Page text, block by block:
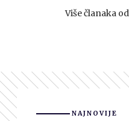
Više članaka od
NAJNOVIJE